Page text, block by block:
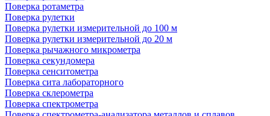
Поверка ротаметра
Поверка рулетки
Поверка рулетки измерительной до 100 м
Поверка рулетки измерительной до 20 м
Поверка рычажного микрометра
Поверка секундомера
Поверка сенситометра
Поверка сита лабораторного
Поверка склерометра
Поверка спектрометра